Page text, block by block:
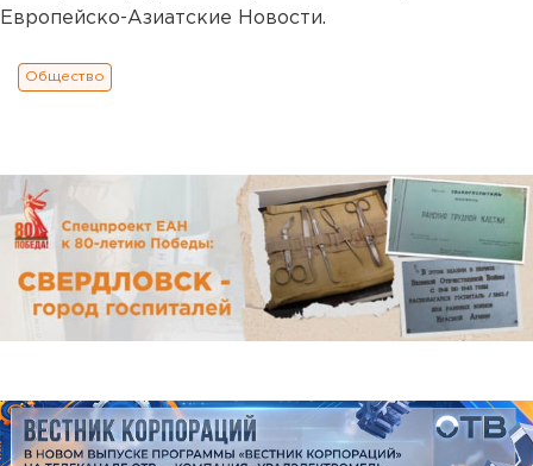
Европейско-Азиатские Новости.
Общество